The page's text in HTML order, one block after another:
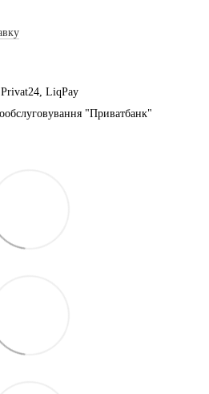
LiqPay
"Приватбанк"